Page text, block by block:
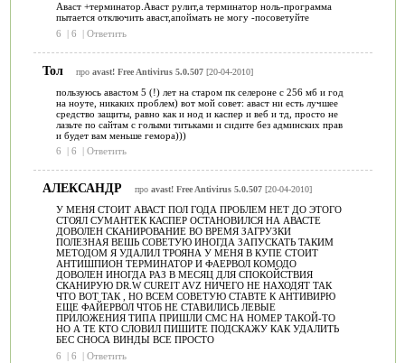
Аваст +терминатор.Аваст рулит,а терминатор ноль-программа
пытается отключить аваст,апоймать не могу -посоветуйте
6
| 6 | Ответить
Тол про avast! Free Antivirus 5.0.507[20-04-2010]
пользуюсь авастом 5 (!) лет на старом пк селероне с 256 мб и год
на ноуте, никаких проблем) вот мой совет: аваст ни есть лучшее
средство защиты, равно как и нод и каспер и веб и тд, просто не
лазьте по сайтам с голыми титьками и сидите без админских прав
и будет вам меньше гемора)))
6
| 6 | Ответить
АЛЕКСАНДР про avast! Free Antivirus 5.0.507[20-04-2010]
У МЕНЯ СТОИТ АВАСТ ПОЛ ГОДА ПРОБЛЕМ НЕТ ДО ЭТОГО
СТОЯЛ СУМАНТЕК КАСПЕР ОСТАНОВИЛСЯ НА АВАСТЕ
ДОВОЛЕН СКАНИРОВАНИЕ ВО ВРЕМЯ ЗАГРУЗКИ
ПОЛЕЗНАЯ ВЕШЬ СОВЕТУЮ ИНОГДА ЗАПУСКАТЬ ТАКИМ
МЕТОДОМ Я УДАЛИЛ ТРОЯНА У МЕНЯ В КУПЕ СТОИТ
АНТИШПИОН ТЕРМИНАТОР И ФАЕРВОЛ КОМОДО
ДОВОЛЕН ИНОГДА РАЗ В МЕСЯЦ ДЛЯ СПОКОЙСТВИЯ
СКАНИРУЮ DR.W CUREIT AVZ НИЧЕГО НЕ НАХОДЯТ ТАК
ЧТО ВОТ ТАК , НО ВСЕМ СОВЕТУЮ СТАВТЕ К АНТИВИРЮ
ЕЩЕ ФАЙЕРВОЛ ЧТОБ НЕ СТАВИЛИСЬ ЛЕВЫЕ
ПРИЛОЖЕНИЯ ТИПА ПРИШЛИ СМС НА НОМЕР ТАКОЙ-ТО
НО А ТЕ КТО СЛОВИЛ ПИШИТЕ ПОДСКАЖУ КАК УДАЛИТЬ
БЕС СНОСА ВИНДЫ ВСЕ ПРОСТО
6
| 6 | Ответить